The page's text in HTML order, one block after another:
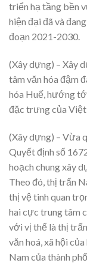
triển hạ tầng bền
hiện đại đã và
đoạn 2021-2030.
(Xây dựng) – Xây
tâm văn hóa đậm
hóa Huế, hướng
đặc trưng của
(Xây dựng) – Vừa
Quyết định số
hoạch chung xây
Theo đó, thị trấn
thị vệ tinh quan
hai cực trung tâm
với vị thế là thị
văn hoá, xã hội
Nam của thành